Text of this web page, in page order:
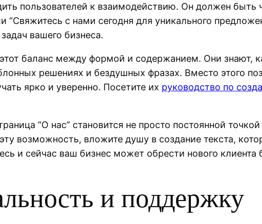
пользователей к взаимодействию. Он должен
“Свяжитесь с нами сегодня для уникального
вашего бизнеса.
баланс между формой и содержанием. Они знают,
решениях и бездушных фразах. Вместо этого
ярко и уверенно. Посетите их руководство по
“О нас” становится не просто постоянной
возможность, вложите душу в создание текста,
и сейчас ваш бизнес может обрести нового
и поддержку